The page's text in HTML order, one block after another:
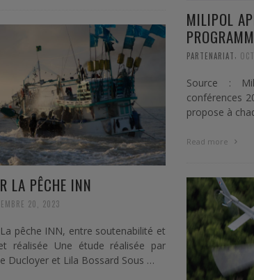
MILIPOL
PARTENARIAT,
Source :
conférences
propose à
Read more
LA PÊCHE INN
20, 2023
pêche INN, entre soutenabilité et
réalisée Une étude réalisée par
Ducloyer et Lila Bossard Sous …